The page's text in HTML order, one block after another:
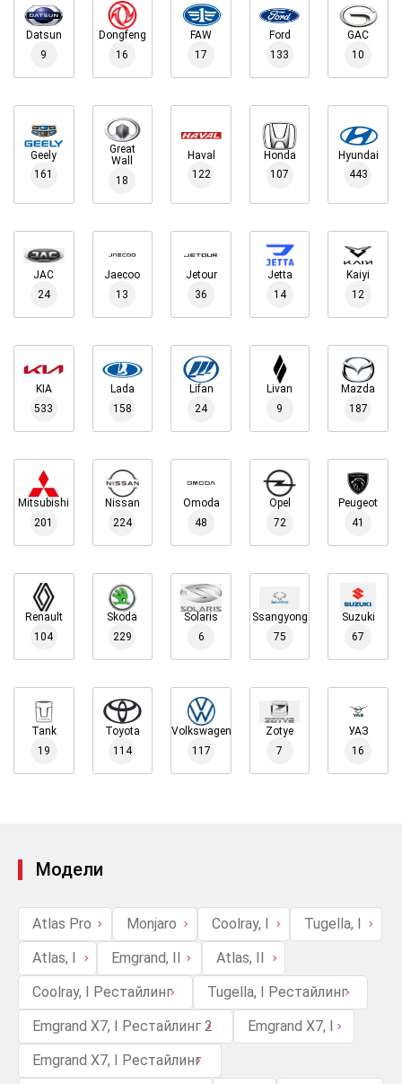
Datsun
9
Dongfeng
16
FAW
17
Ford
133
GAC
10
Geely
161
Great
Wall
18
Haval
122
Honda
107
Hyundai
443
JAC
24
Jaecoo
13
Jetour
36
Jetta
14
Kaiyi
12
KIA
533
Lada
158
Lifan
24
Livan
9
Mazda
187
Mitsubishi
201
Nissan
224
Omoda
48
Opel
72
Peugeot
41
Renault
104
Skoda
229
Solaris
6
Ssangyong
75
Suzuki
67
Tank
19
Toyota
114
Volkswagen
117
Zotye
7
УАЗ
16
Модели
Atlas Pro Monjaro Coolray, I
Tugella, I
Atlas, I
Emgrand, II
Atlas, II
Coolray, I Рестайлинг
Tugella, I Рестайлинг
Emgrand X7, I Рестайлинг 2
Emgrand X7, I
Emgrand X7, I Рестайлинг